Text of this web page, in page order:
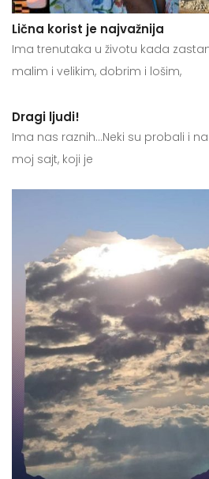
Lična korist je najvažnija
Ima trenutaka u životu kada
malim i velikim, dobrim i lošim,
Dragi ljudi!
Ima nas raznih…Neki su probali i
moj sajt, koji je